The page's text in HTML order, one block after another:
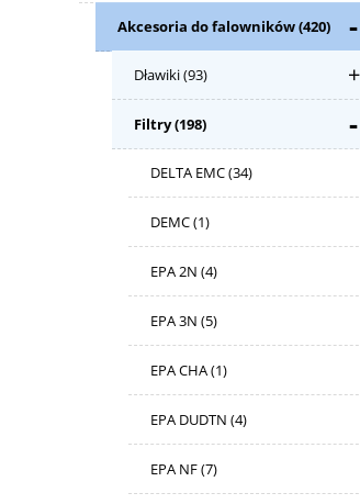
Akcesoria do falowników(420)
Dławiki(93)
Filtry(198)
DELTA EMC(34)
DEMC(1)
EPA 2N (4)
EPA 3N (5)
EPA CHA(1)
EPA DUDTN (4)
EPA NF(7)